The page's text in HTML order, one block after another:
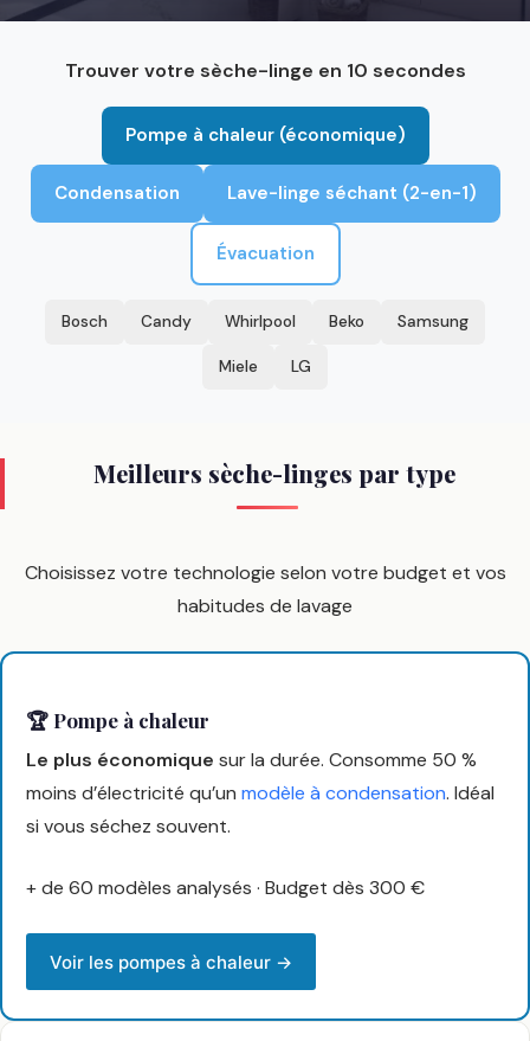
Trouver votre sèche-linge en 10 secondes
Pompe à chaleur (économique)
Condensation Lave-linge séchant (2-en-1)
Évacuation
Bosch Candy Whirlpool Beko Samsung
Miele LG
Meilleurs sèche-linges par type
Choisissez votre technologie selon votre budget et vos
habitudes de lavage
🏆 Pompe à chaleur
Le plus économique sur la durée. Consomme 50 %
moins d’électricité qu’un modèle à condensation. Idéal
si vous séchez souvent.
+ de 60 modèles analysés · Budget dès 300 €
Voir les pompes à chaleur →